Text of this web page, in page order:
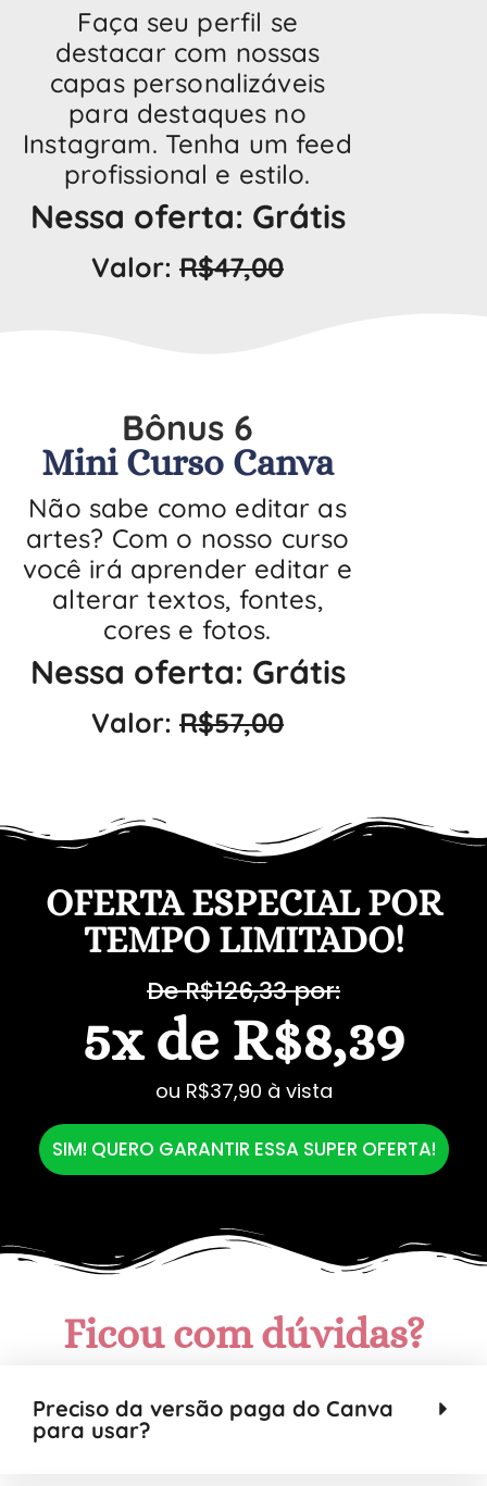
Faça seu perfil se
destacar com nossas
capas personalizáveis
para destaques no
Instagram. Tenha um feed
profissional e estilo.
Nessa oferta: Grátis
Valor: R$47,00
Bônus 6
Mini Curso Canva
Não sabe como editar as
artes? Com o nosso curso
você irá aprender editar e
alterar textos, fontes,
cores e fotos.
Nessa oferta: Grátis
Valor: R$57,00
OFERTA ESPECIAL POR
TEMPO LIMITADO!
De R$126,33 por:
5x de R$8,39
ou R$37,90 à vista
SIM! QUERO GARANTIR ESSA SUPER OFERTA!
Ficou com dúvidas?
Preciso da versão paga do Canva
para usar?